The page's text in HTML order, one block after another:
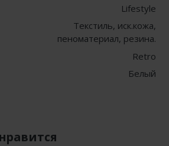
Lifestyle
Текстиль, иск.кожа,
пеноматериал, резина.
Retro
Белый